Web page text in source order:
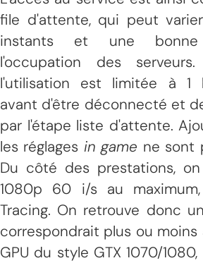
file d'attente, qui peut
instants et une bonne
l'occupation des
l'utilisation est limitée à 1
avant d'être déconnecté et
par l'étape liste d'attente.
les réglages in game ne sont
Du côté des prestations,
1080p 60 i/s au
Tracing. On retrouve donc
correspondrait plus ou moins
GPU du style GTX 1070/